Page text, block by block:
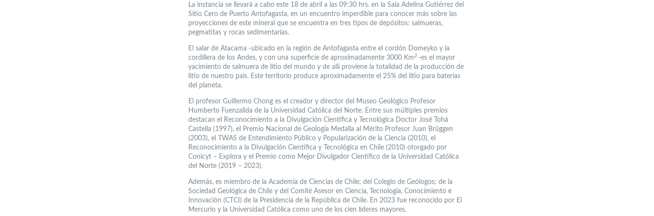
La instancia se llevará a cabo este 18 de abril a las 09:30 hrs. en la Sala Adelina Gutiérrez del
Sitio Cero de Puerto Antofagasta, en un encuentro imperdible para conocer más sobre las
proyecciones de este mineral que se encuentra en tres tipos de depósitos: salmueras,
pegmatitas y rocas sedimentarias.
El salar de Atacama -ubicado en la región de Antofagasta entre el cordón Domeyko y la
cordillera de los Andes, y con una superficie de aproximadamente 3000 Km 2 -es el mayor
yacimiento de salmuera de litio del mundo y de allí proviene la totalidad de la producción de
litio de nuestro país. Este territorio produce aproximadamente el 25% del litio para baterías
del planeta.
El profesor Guillermo Chong es el creador y director del Museo Geológico Profesor
Humberto Fuenzalida de la Universidad Católica del Norte. Entre sus múltiples premios
destacan el Reconocimiento a la Divulgación Científica y Tecnológica Doctor José Tohá
Castella (1997), el Premio Nacional de Geología Medalla al Mérito Profesor Juan Brüggen
(2003), el TWAS de Entendimiento Público y Popularización de la Ciencia (2010), el
Reconocimiento a la Divulgación Científica y Tecnológica en Chile (2010) otorgado por
Conicyt – Explora y el Premio como Mejor Divulgador Científico de la Universidad Católica
del Norte (2019 – 2023).
Además, es miembro de la Academia de Ciencias de Chile; del Colegio de Geólogos; de la
Sociedad Geológica de Chile y del Comité Asesor en Ciencia, Tecnología, Conocimiento e
Innovación (CTCI) de la Presidencia de la República de Chile. En 2023 fue reconocido por El
Mercurio y la Universidad Católica como uno de los cien líderes mayores.